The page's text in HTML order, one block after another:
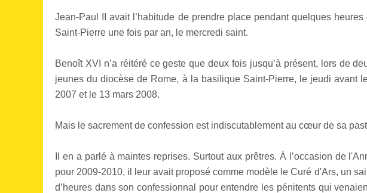
Jean-Paul II avait l’habitude de prendre place pendant quelques
Saint-Pierre une fois par an, le mercredi saint.
Benoît XVI n’a réitéré ce geste que deux fois jusqu’à présent, lors de
jeunes du diocèse de Rome, à la basilique Saint-Pierre, le jeudi avant
2007 et le 13 mars 2008.
Mais le sacrement de confession est indiscutablement au cœur de sa
Il en a parlé à maintes reprises. Surtout aux prêtres. À l’occasion de
pour 2009-2010, il leur avait proposé comme modèle le Curé d'Ars, un
d’heures dans son confessionnal pour entendre les pénitents qui